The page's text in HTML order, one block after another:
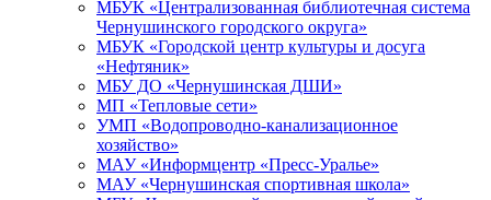
МБУК «Централизованная библиотечная система
Чернушинского городского округа»
МБУК «Городской центр культуры и досуга
«Нефтяник»
МБУ ДО «Чернушинская ДШИ»
МП «Тепловые сети»
УМП «Водопроводно-канализационное
хозяйство»
МАУ «Информцентр «Пресс-Уралье»
МАУ «Чернушинская спортивная школа»